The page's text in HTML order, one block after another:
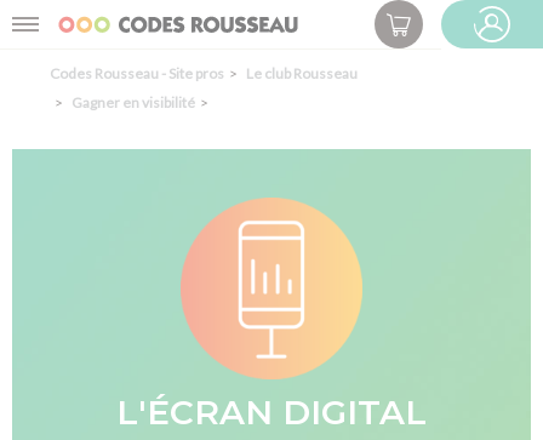
Menu
Codes Rousseau - Site pros
Le club Rousseau
Gagner en visibilité
L'ÉCRAN DIGITAL
Panneau de gestion des cookies